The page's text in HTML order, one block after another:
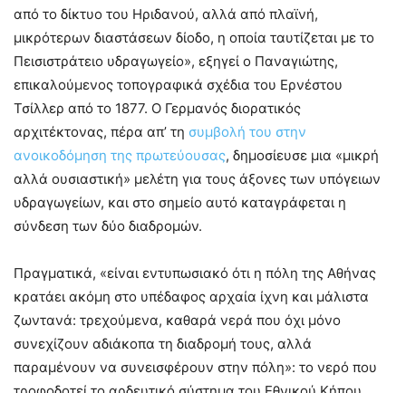
από το δίκτυο του Ηριδανού, αλλά από πλαϊνή,
μικρότερων διαστάσεων δίοδο, η οποία ταυτίζεται με το
Πεισιστράτειο υδραγωγείο», εξηγεί ο Παναγιώτης,
επικαλούμενος τοπογραφικά σχέδια του Ερνέστου
Τσίλλερ από το 1877. Ο Γερμανός διορατικός
αρχιτέκτονας, πέρα απ’ τη συμβολή του στην
ανοικοδόμηση της πρωτεύουσας, δημοσίευσε μια «μικρή
αλλά ουσιαστική» μελέτη για τους άξονες των υπόγειων
υδραγωγείων, και στο σημείο αυτό καταγράφεται η
σύνδεση των δύο διαδρομών.
Πραγματικά, «είναι εντυπωσιακό ότι η πόλη της Αθήνας
κρατάει ακόμη στο υπέδαφος αρχαία ίχνη και μάλιστα
ζωντανά: τρεχούμενα, καθαρά νερά που όχι μόνο
συνεχίζουν αδιάκοπα τη διαδρομή τους, αλλά
παραμένουν να συνεισφέρουν στην πόλη»: το νερό που